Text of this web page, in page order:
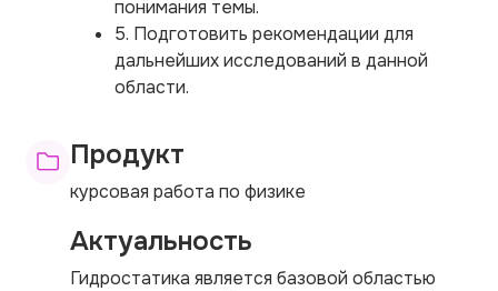
понимания темы.
5. Подготовить рекомендации для
дальнейших исследований в данной
области.
Продукт
курсовая работа по физике
Актуальность
Гидростатика является базовой областью